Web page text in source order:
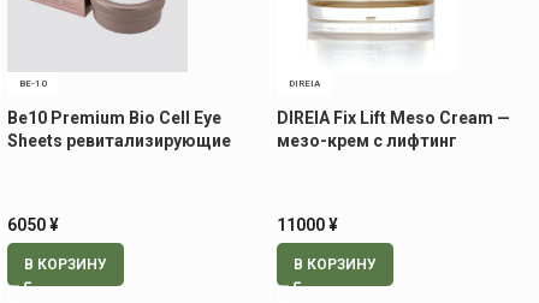
BE-10
Be10 Premium Bio Cell Eye
Sheets ревитализирующие
6050¥
В КОРЗИНУ
DIREIA
DIREIA Fix Lift Meso Cream —
мезо-крем с лифтинг
11000¥
В КОРЗИНУ